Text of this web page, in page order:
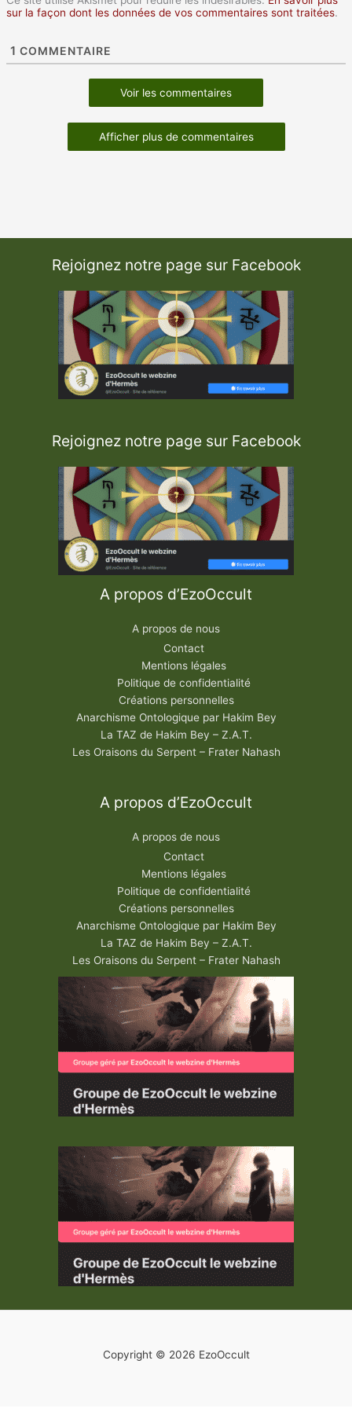
sur la façon dont les données de vos commentaires sont traitées.
1 COMMENTAIRE
Voir les commentaires
Afficher plus de commentaires
Rejoignez notre page sur Facebook
Rejoignez notre page sur Facebook
A propos d’EzoOccult
A propos de nous
Contact
Mentions légales
Politique de confidentialité
Créations personnelles
Anarchisme Ontologique par Hakim Bey
La TAZ de Hakim Bey – Z.A.T.
Les Oraisons du Serpent – Frater Nahash
A propos d’EzoOccult
A propos de nous
Contact
Mentions légales
Politique de confidentialité
Créations personnelles
Anarchisme Ontologique par Hakim Bey
La TAZ de Hakim Bey – Z.A.T.
Les Oraisons du Serpent – Frater Nahash
Copyright © 2026 EzoOccult